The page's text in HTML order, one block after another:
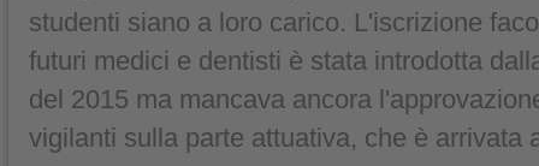
studenti siano a loro carico. L'iscrizione
futuri medici e dentisti è stata introdotta
del 2015 ma mancava ancora
vigilanti sulla parte attuativa, che è arrivata